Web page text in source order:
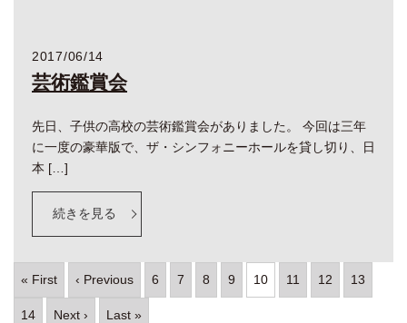
2017/06/14
芸術鑑賞会
先日、子供の高校の芸術鑑賞会がありました。 今回は三年
に一度の豪華版で、ザ・シンフォニーホールを貸し切り、日
本 […]
続きを見る
« First ‹ Previous 6 7 8 9 10 11 12 13
14 Next › Last »